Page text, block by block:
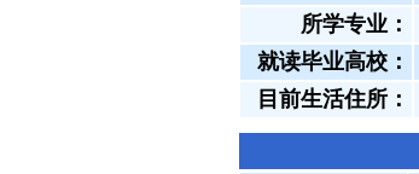
所学专业：
就读毕业高校：
目前生活住所：